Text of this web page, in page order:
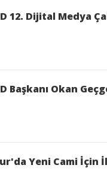
Kırşehir'e
ilgi gördü.
önemli
vatandaşların
12. Dijital Medya
Başkanı Okan
Yeni Cami İçin